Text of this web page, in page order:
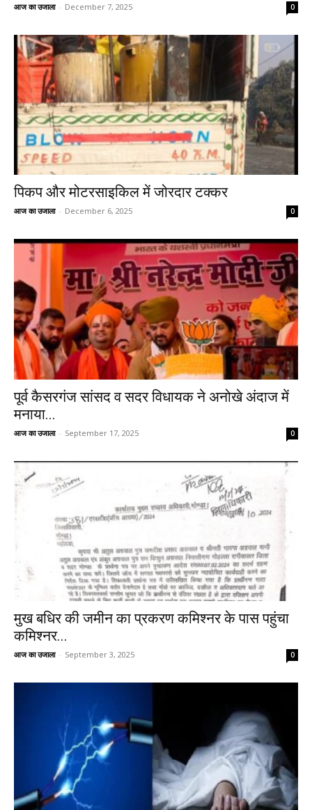
आज का उजाला - December 7, 2025 0
पिकप और मोटरसाइकिल में जोरदार टक्कर
आज का उजाला - December 6, 2025 0
पूर्व कैसरगंज सांसद व सदर विधायक ने अनोखे अंदाज में
मनाया...
आज का उजाला - September 17, 2025 0
मुख बधिर की जमीन का प्रकरण कमिश्नर के पास पहुंचा
कमिश्नर...
आज का उजाला - September 3, 2025 0